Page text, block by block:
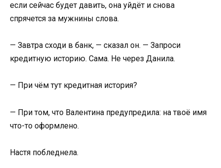
если сейчас будет давить, она уйдёт и снова
спрячется за мужнины слова.
— Завтра сходи в банк, — сказал он. — Запроси
кредитную историю. Сама. Не через Данила.
— При чём тут кредитная история?
— При том, что Валентина предупредила: на твоё имя
что-то оформлено.
Настя побледнела.